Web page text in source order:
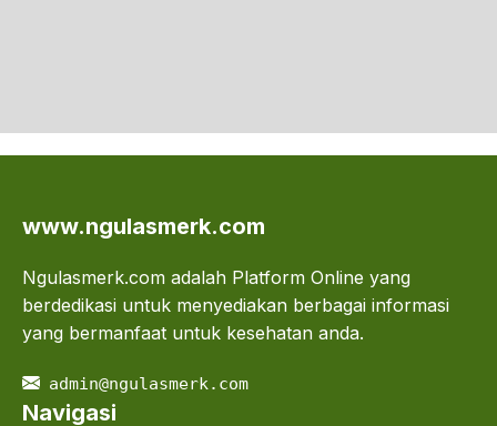
www.ngulasmerk.com
Ngulasmerk.com adalah Platform Online yang
berdedikasi untuk menyediakan berbagai informasi
yang bermanfaat untuk kesehatan anda.
admin@ngulasmerk.com
Navigasi